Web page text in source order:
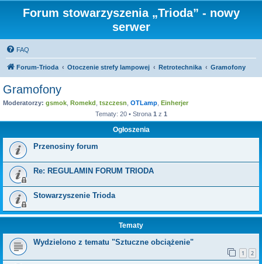
Forum stowarzyszenia „Trioda” - nowy
serwer
FAQ
Forum-Trioda Otoczenie strefy lampowej Retrotechnika Gramofony
Gramofony
Moderatorzy: gsmok Romekd tszczesn OTLamp Einherjer
Tematy: 20 • Strona 1 z 1
Ogłoszenia
Przenosiny forum
Re: REGULAMIN FORUM TRIODA
Stowarzyszenie Trioda
Tematy
Wydzielono z tematu "Sztuczne obciążenie"
1 2